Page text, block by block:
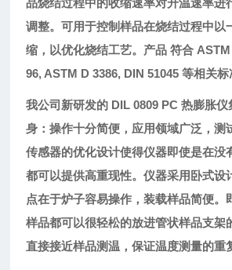
品烧结过程中的收缩速率对升温速率进
调整。可用于控制样品在烧结过程中以
缩，以优化烧结工艺。产品 符合
96, ASTM D 3386, DIN 51045等相关标
我公司新研发的 DIL 0809 PC热膨胀仪
身：操作十分简便，应用领域广泛，测
传感器的优化设计使得仪器即使是在没
都可以提供高重现性。仪器采用卧式设
点在于炉子容易操作，装载样品简便。
样品都可以很轻松的放进管状样品支架
直接接近样品测温，保证温度测量的重